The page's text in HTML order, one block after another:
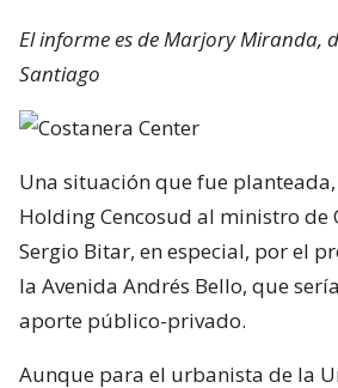
El informe es de Marjory Miranda,
Santiago
Una situación que fue
Holding Cencosud al ministro de
Sergio Bitar, en especial, por el
la Avenida Andrés Bello, que
aporte público-privado.
Aunque para el urbanista de la